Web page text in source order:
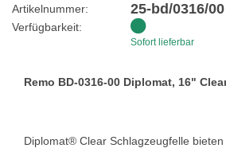
Artikelnummer: 25-bd/0316/00
Verfügbarkeit:
Sofort lieferbar
Remo BD-0316-00 Diplomat, 16"
Diplomat® Clear Schlagzeugfelle